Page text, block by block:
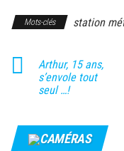
Mots-clés station
Arthur, 15 ans,
s’envole tout
seul …!
CAMÉRAS